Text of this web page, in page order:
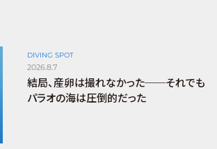
DIVING SPOT
2026.8.7
結局、産卵は撮れなかった──それでも
パラオの海は圧倒的だった